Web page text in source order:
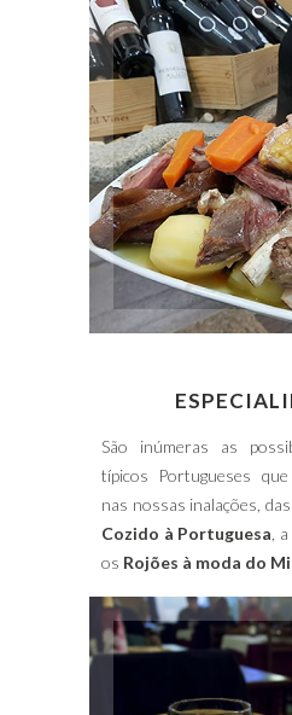
São inúmeras as
típicos Portugueses
nas nossas inalações,
Cozido à Portuguesa , a
os Rojões à moda do
VINHOS DA
Vinho